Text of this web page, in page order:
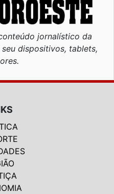
jornalístico da
dispositivos, tablets,